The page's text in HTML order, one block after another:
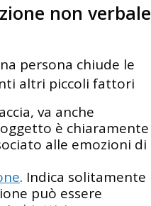
non verbale
persona chiude le
altri piccoli fattori
va anche
è chiaramente
alle emozioni di
. Indica solitamente
può essere